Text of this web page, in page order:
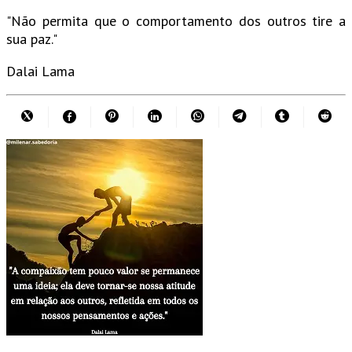
"Não permita que o comportamento dos outros tire a
sua paz."
Dalai Lama